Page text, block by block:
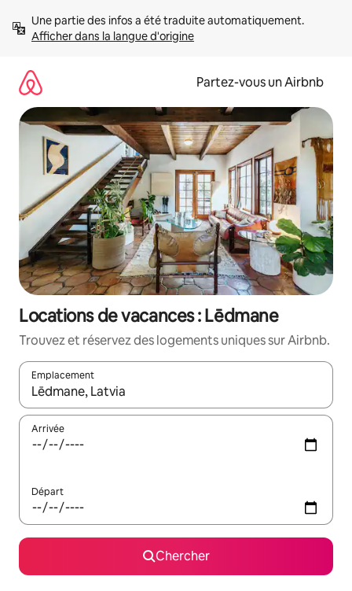
directement
Afficher dans la langue d'origine
Partez-vous un Airbnb
Locations de vacances : Lēdmane
Trouvez et réservez des logements uniques sur Airbnb.
Emplacement
Quand les résultats sont affichés, parcourez-les en utilisant
Arrivée
Départ
Chercher